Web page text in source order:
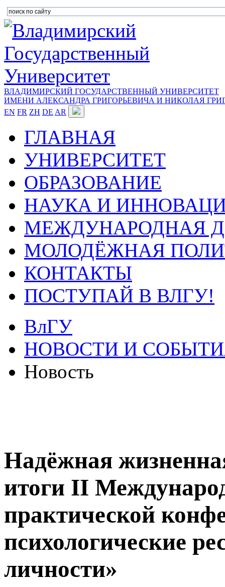
ВЛАДИМИРСКИЙ ГОСУДАРСТВЕННЫЙ УНИВЕРСИТЕТ
ИМЕНИ АЛЕКСАНДРА ГРИГОРЬЕВИЧА И НИКОЛАЯ
EN FR ZH DE AR
ГЛАВНАЯ
УНИВЕРСИТЕТ
ОБРАЗОВАНИЕ
НАУКА И
МЕЖДУНАРОДНАЯ
МОЛОДЁЖНАЯ
КОНТАКТЫ
ПОСТУПАЙ В ВЛГУ!
ВлГУ
НОВОСТИ И
Новость
Надёжная
итоги II
практической
психологические
личности»